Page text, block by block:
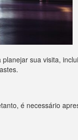
sua visita,
é necessário